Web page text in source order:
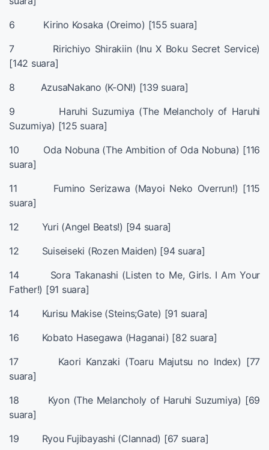
6 Kirino Kosaka (Oreimo) [155 suara]
7 Ririchiyo Shirakiin (Inu X Boku Secret Service)
[142 suara]
8 AzusaNakano (K-ON!) [139 suara]
9 Haruhi Suzumiya (The Melancholy of Haruhi
Suzumiya) [125 suara]
10 Oda Nobuna (The Ambition of Oda Nobuna) [116
suara]
11 Fumino Serizawa (Mayoi Neko Overrun!) [115
suara]
12 Yuri (Angel Beats!) [94 suara]
12 Suiseiseki (Rozen Maiden) [94 suara]
14 Sora Takanashi (Listen to Me, Girls. I Am Your
Father!) [91 suara]
14 Kurisu Makise (Steins;Gate) [91 suara]
16 Kobato Hasegawa (Haganai) [82 suara]
17 Kaori Kanzaki (Toaru Majutsu no Index) [77
suara]
18 Kyon (The Melancholy of Haruhi Suzumiya) [69
suara]
19 Ryou Fujibayashi (Clannad) [67 suara]